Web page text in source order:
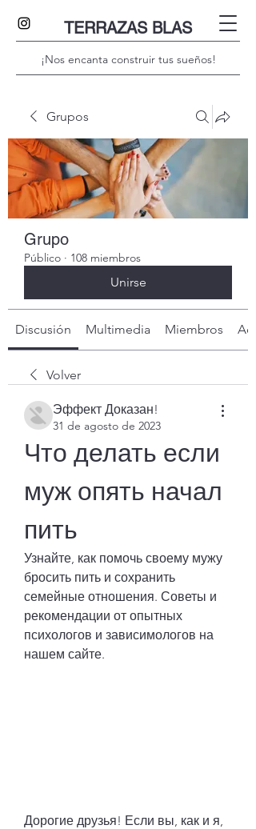
TERRAZAS BLAS
¡Nos encanta construir tus sueños!
Grupos
Grupo
Público · 108 miembros
Unirse
Discusión Multimedia Miembros
Volver
Эффект Доказан!
31 de agosto de 2023
Что делать если
муж опять начал
пить
Узнайте, как помочь своему мужу
бросить пить и сохранить
семейные отношения. Советы и
рекомендации от опытных
психологов и зависимологов на
нашем сайте.
Дорогие друзья! Если вы, как и я,